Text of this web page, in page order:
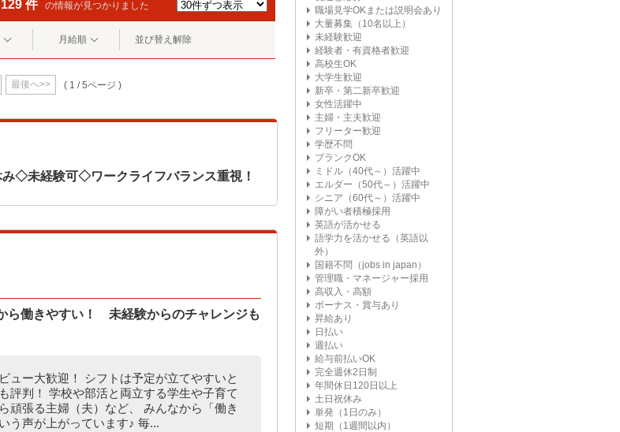
129 件 の情報が見つかりました
月給順 並び替え解除
最後へ>> ( 1 / 5ページ )
◇未経験可◇ワークライフバランス重視！
働きやすい！ 未経験からのチャレンジも
ュー大歓迎！ シフトは予定が立てやすいと
評判！ 学校や部活と両立する学生や子育て
頑張る主婦（夫）など、 みんなから「働き
う声が上がっています♪ 毎...
職場見学OKまたは説明会あり
大量募集（10名以上）
未経験歓迎
経験者・有資格者歓迎
高校生OK
大学生歓迎
新卒・第二新卒歓迎
女性活躍中
主婦・主夫歓迎
フリーター歓迎
学歴不問
ブランクOK
ミドル（40代～）活躍中
エルダー（50代～）活躍中
シニア（60代～）活躍中
障がい者積極採用
英語が活かせる
語学力を活かせる（英語以
外）
国籍不問（jobs in japan）
管理職・マネージャー採用
高収入・高額
ボーナス・賞与あり
昇給あり
日払い
週払い
給与前払いOK
完全週休2日制
年間休日120日以上
土日祝休み
単発（1日のみ）
短期（1週間以内）